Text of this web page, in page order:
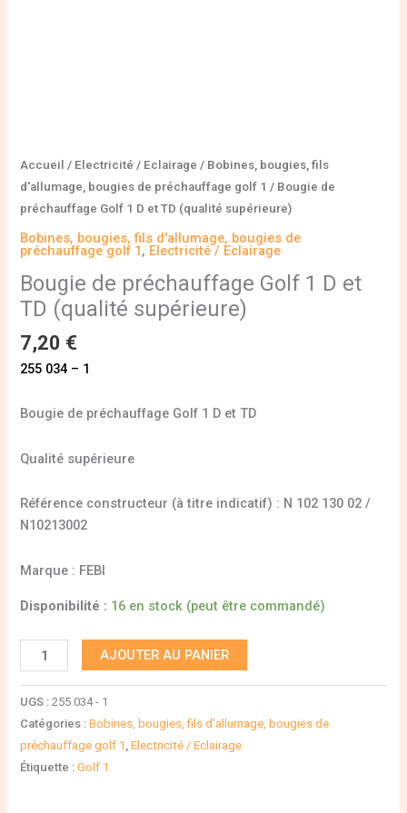
Accueil / Electricité / Eclairage / Bobines, bougies, fils
d'allumage, bougies de préchauffage golf 1 / Bougie de
préchauffage Golf 1 D et TD (qualité supérieure)
Bobines, bougies, fils d'allumage, bougies de
préchauffage golf 1, Electricité / Eclairage
Bougie de préchauffage Golf 1 D et
TD (qualité supérieure)
7,20 €
255 034 – 1
Bougie de préchauffage Golf 1 D et TD
Qualité supérieure
Référence constructeur (à titre indicatif) : N 102 130 02 /
N10213002
Marque : FEBI
Disponibilité : 16 en stock (peut être commandé)
AJOUTER AU PANIER
UGS :255 034 - 1
Catégories :Bobines, bougies, fils d'allumage, bougies de
préchauffage golf 1 ,Electricité / Eclairage
Étiquette :Golf 1